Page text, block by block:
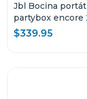
Jbl Bocina
partybox encore
karaoke
$339.95